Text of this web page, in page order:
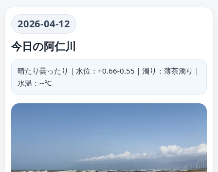
2026-04-12
今日の阿仁川
晴たり曇ったり｜水位：+0.66-0.55｜濁り：薄茶濁り｜
水温：--℃